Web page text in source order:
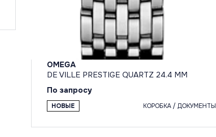
OMEGA
DE VILLE PRESTIGE QUARTZ 24.4 MM
По запросу
НОВЫЕ КОРОБКА / ДОКУМЕНТЫ